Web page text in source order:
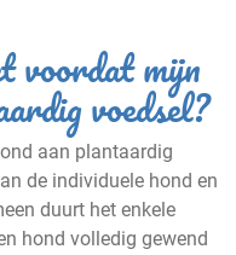
voordat mijn
voedsel?
aan plantaardig
de individuele hond en
duurt het enkele
hond volledig gewend